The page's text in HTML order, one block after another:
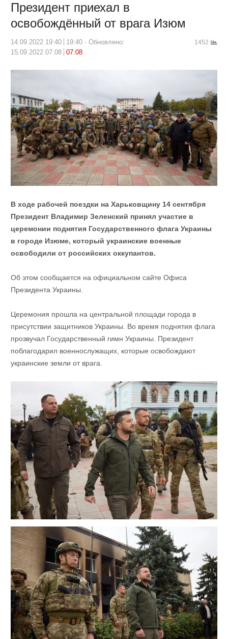
Президент приехал в
освобождённый от врага Изюм
14.09.2022 19:40 19:40
Обновлено:
15.09.2022 07:08
07:08
1452
В ходе рабочей поездки на Харьковщину 14 сентября
Президент Владимир Зеленский принял участие в
церемонии поднятия Государственного флага Украины
в городе Изюме, который украинские военные
освободили от российских оккупантов.
Об этом сообщается на официальном сайте Офиса
Президента Украины.
Церемония прошла на центральной площади города в
присутствии защитников Украины. Во время поднятия флага
прозвучал Государственный гимн Украины. Президент
поблагодарил военнослужащих, которые освобождают
украинские земли от врага.